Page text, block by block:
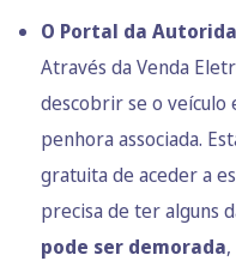
O Portal da
Através da Venda
descobrir se o veículo
penhora associada.
gratuita de aceder a
precisa de ter alguns
pode ser demorada